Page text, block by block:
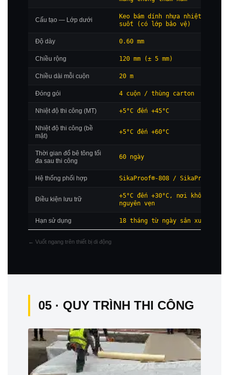
Cấu tạo — Lớp dưới
Keo bám dính nhựa nhiệt dẻo
suốt (có lớp bảo vệ)
Độ dày 0.60 mm
Chiều rộng 120 mm (± 5 mm)
Chiều dài mỗi cuộn 20 m
Đóng gói 4 cuộn / thùng carton
Nhiệt độ thi công (MT) +5°C đến +45°C
Nhiệt độ thi công (bề
mặt)
+5°C đến +60°C
Thời gian đổ bê tông tối
đa sau thi công
60 ngày
Hệ thống phối hợp SikaProof®-808 / SikaProof®-
Điều kiện lưu trữ
+5°C đến +30°C, nơi khô, bao
nguyên vẹn
Hạn sử dụng 18 tháng từ ngày sản xuất
← Vuốt ngang trên thiết bị di động
05 · QUY TRÌNH THI CÔNG